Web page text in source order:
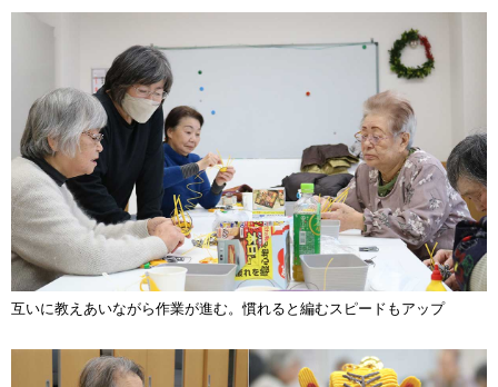
互いに教えあいながら作業が進む。慣れると編むスピードもアップ